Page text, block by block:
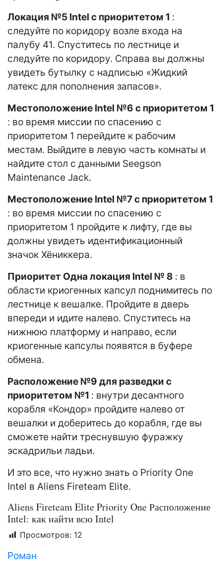
Локация №5 Intel с приоритетом 1 :
следуйте по коридору возле входа на
палубу 41. Спуститесь по лестнице и
следуйте по коридору. Справа вы должны
увидеть бутылку с надписью «Жидкий
латекс для пополнения запасов».
Местоположение Intel №6 с приоритетом 1
: во время миссии по спасению с
приоритетом 1 перейдите к рабочим
местам. Выйдите в левую часть комнаты и
найдите стол с данными Seegson
Maintenance Jack.
Местоположение Intel №7 с приоритетом 1
: во время миссии по спасению с
приоритетом 1 пройдите к лифту, где вы
должны увидеть идентификационный
значок Хёниккера.
Приоритет Одна локация Intel № 8 : в
области криогенных капсул поднимитесь по
лестнице к вешалке. Пройдите в дверь
впереди и идите налево. Спуститесь на
нижнюю платформу и направо, если
криогенные капсулы появятся в буфере
обмена.
Расположение №9 для разведки с
приоритетом №1 : внутри десантного
корабля «Кондор» пройдите налево от
вешалки и доберитесь до корабля, где вы
сможете найти треснувшую фуражку
эскадрильи ладьи.
И это все, что нужно знать о Priority One
Intel в Aliens Fireteam Elite.
Aliens Fireteam Elite Priority One Расположение
Intel: как найти всю Intel
Просмотров: 12
Роман